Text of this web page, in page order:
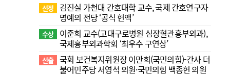
선정
김진실 가천대 간호대학 교수, 국제 간호연구자
명예의 전당 ‘공식 헌액’
수상
이준희 교수(고대구로병원 심장혈관흉부외과),
국제흉부외과학회 ‘최우수 구연상’
선출 국회 보건복지위원장 이만희(국민의힘)-간사 더
불어민주당 서영석 의원·국민의힘 백종헌 의원